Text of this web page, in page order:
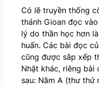
Có lẽ truyền thống
thánh Gioan đọc
lý do thần học hơn
huấn. Các bài đọc
cũng được sắp xếp
Nhật khác, riêng bài
sau: Năm A (thư thứ